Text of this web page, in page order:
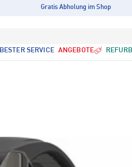
Gratis Abholung im Shop
BESTER SERVICE ANGEBOTE